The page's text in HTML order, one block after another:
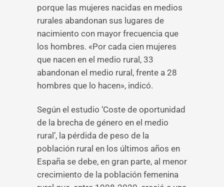
porque las mujeres nacidas en medios
rurales abandonan sus lugares de
nacimiento con mayor frecuencia que
los hombres. «Por cada cien mujeres
que nacen en el medio rural, 33
abandonan el medio rural, frente a 28
hombres que lo hacen», indicó.
Según el estudio ‘Coste de oportunidad
de la brecha de género en el medio
rural’, la pérdida de peso de la
población rural en los últimos años en
España se debe, en gran parte, al menor
crecimiento de la población femenina